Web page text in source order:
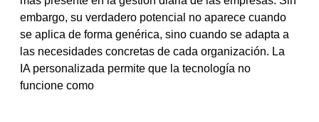
embargo, su verdadero potencial no aparece cuando
se aplica de forma genérica, sino cuando se adapta a
las necesidades concretas de cada organización. La
IA personalizada permite que la tecnología no
funcione como